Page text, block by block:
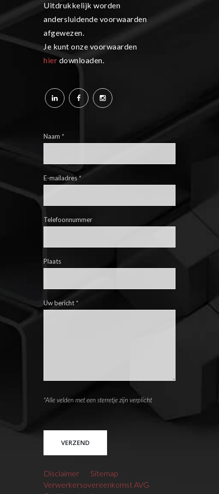
Uitdrukkelijk worden
andersluidende voorwaarden
afgewezen.
Je kunt onze voorwaarden
hier downloaden.
Naam *
E-mailadres *
Telefoonnummer
Plaats
Uw bericht *
*Alle velden met een sterretje zijn verplicht
Disclaimer
Sitemap
Verwerkersovereenkomst AVG